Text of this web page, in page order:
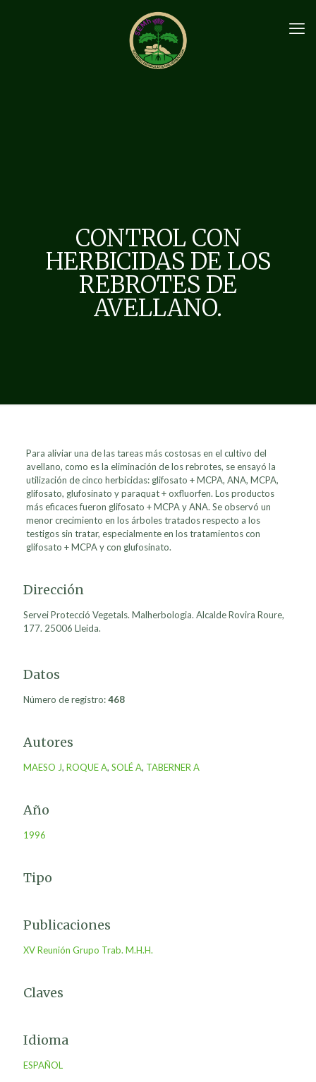
CONTROL CON
HERBICIDAS DE LOS
REBROTES DE
AVELLANO.
Para aliviar una de las tareas más costosas en el cultivo del
avellano, como es la eliminación de los rebrotes, se ensayó la
utilización de cinco herbicidas: glifosato + MCPA, ANA, MCPA,
glifosato, glufosinato y paraquat + oxfluorfen. Los productos
más eficaces fueron glifosato + MCPA y ANA. Se observó un
menor crecimiento en los árboles tratados respecto a los
testigos sin tratar, especialmente en los tratamientos con
glifosato + MCPA y con glufosinato.
Dirección
Servei Protecció Vegetals. Malherbologia. Alcalde Rovira Roure,
177. 25006 Lleida.
Datos
Número de registro:468
Autores
MAESO J, ROQUE A, SOLÉ A, TABERNER A
Año
1996
Tipo
Publicaciones
XV Reunión Grupo Trab. M.H.H.
Claves
Idioma
ESPAÑOL